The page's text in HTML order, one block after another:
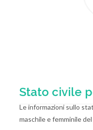
Stato civile
Le informazioni sullo
maschile e femminile